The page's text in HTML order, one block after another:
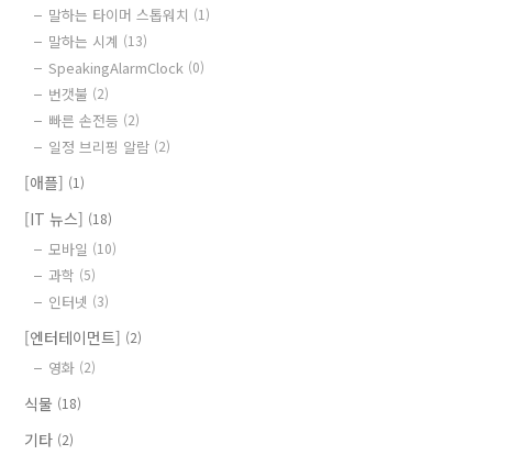
말하는 타이머 스톱워치 (1)
말하는 시계 (13)
SpeakingAlarmClock (0)
번갯불 (2)
빠른 손전등 (2)
일정 브리핑 알람 (2)
[애플] (1)
[IT 뉴스] (18)
모바일 (10)
과학 (5)
인터넷 (3)
[엔터테이먼트] (2)
영화 (2)
식물 (18)
기타 (2)